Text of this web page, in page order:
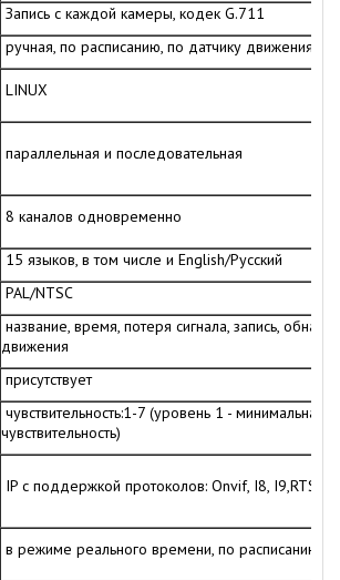
Запись с каждой камеры, кодек G.711
ручная, по расписанию, по датчику движения/
LINUX
параллельная и последовательная
8 каналов одновременно
15 языков, в том числе и English/Русский
PAL/NTSC
название, время, потеря сигнала, запись,
движения
присутствует
чувствительность:1-7 (уровень 1 - минимальная
чувствительность)
IP c поддержкой протоколов: Onvif, I8, I9,RTSP
в режиме реального времени, по расписанию,